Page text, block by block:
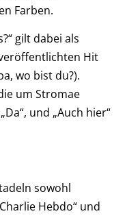
Farben.
gilt dabei als
Hit
wo bist du?).
um Stromae
und „Auch hier“
sowohl
Hebdo“ und